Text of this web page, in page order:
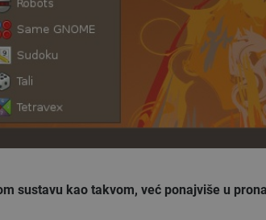
sustavu kao takvom, već ponajviše u